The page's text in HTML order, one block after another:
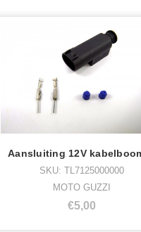
SKU: TL7125000000
MOTO GUZZI
€5,00